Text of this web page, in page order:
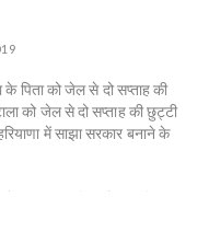
के पिता को जेल से दो सप्ताह की
को जेल से दो सप्ताह की छुट्टी
में साझा सरकार बनाने के